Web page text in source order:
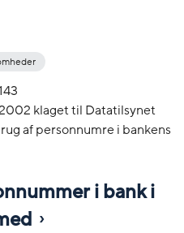
klaget til Datatilsynet
af personnumre i bankens
i bank i